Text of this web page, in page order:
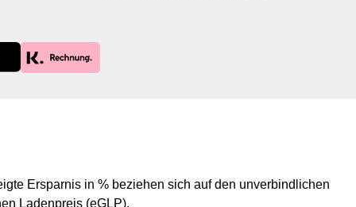
lassen sich unkompliziert in
Ersparnis in % beziehen sich auf den unverbindlichen
Ladenpreis (eGLP).